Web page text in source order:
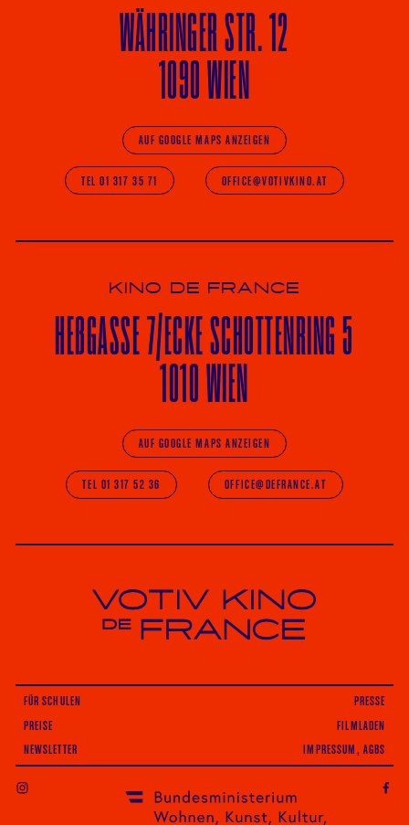
WÄHRINGERSTR. 12
1090 WIEN
AUF GOOGLE MAPS ANZEIGEN
TEL 01 317 35 71 OFFICE@VOTIVKINO.AT
KINO DE FRANCE
HEßGASSE 7/ECKESCHOTTENRING 5
1010 WIEN
AUF GOOGLE MAPS ANZEIGEN
TEL 01 317 52 36 OFFICE@DEFRANCE.AT
Votiv Kino und Kino De France in Wien
FÜR SCHULEN
PRESSE
PREISE
FILMLADEN
NEWSLETTER IMPRESSUM, AGBS